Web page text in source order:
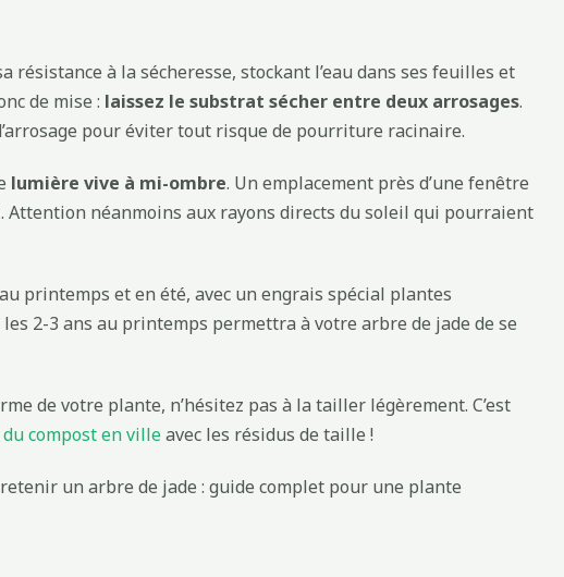
résistance à la sécheresse, stockant l’eau dans ses feuilles et
de mise : laissez le substrat sécher entre deux arrosages.
pour éviter tout risque de pourriture racinaire.
lumière vive à mi-ombre. Un emplacement près d’une fenêtre
Attention néanmoins aux rayons directs du soleil qui pourraient
printemps et en été, avec un engrais spécial plantes
2-3 ans au printemps permettra à votre arbre de jade de se
de votre plante, n’hésitez pas à la tailler légèrement. C’est
compost en villeavec les résidus de taille !